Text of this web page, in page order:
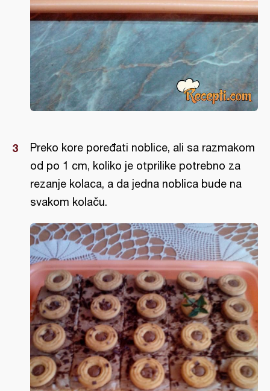
Preko kore poređati noblice, ali sa razmakom
od po 1 cm, koliko je otprilike potrebno za
rezanje kolaca, a da jedna noblica bude na
svakom kolaču.